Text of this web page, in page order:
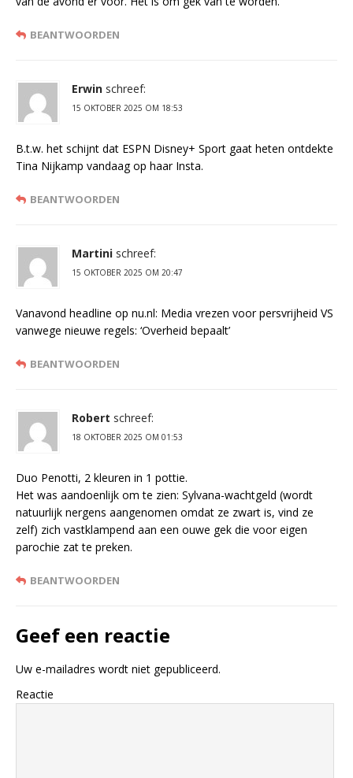
BEANTWOORDEN
Erwin schreef:
15 OKTOBER 2025 OM 18:53
B.t.w. het schijnt dat ESPN Disney+ Sport gaat heten ontdekte
Tina Nijkamp vandaag op haar Insta.
BEANTWOORDEN
Martini schreef:
15 OKTOBER 2025 OM 20:47
Vanavond headline op nu.nl: Media vrezen voor persvrijheid VS
vanwege nieuwe regels: ‘Overheid bepaalt’
BEANTWOORDEN
Robert schreef:
18 OKTOBER 2025 OM 01:53
Duo Penotti, 2 kleuren in 1 pottie.
Het was aandoenlijk om te zien: Sylvana-wachtgeld (wordt
natuurlijk nergens aangenomen omdat ze zwart is, vind ze
zelf) zich vastklampend aan een ouwe gek die voor eigen
parochie zat te preken.
BEANTWOORDEN
Geef een reactie
Uw e-mailadres wordt niet gepubliceerd.
Reactie